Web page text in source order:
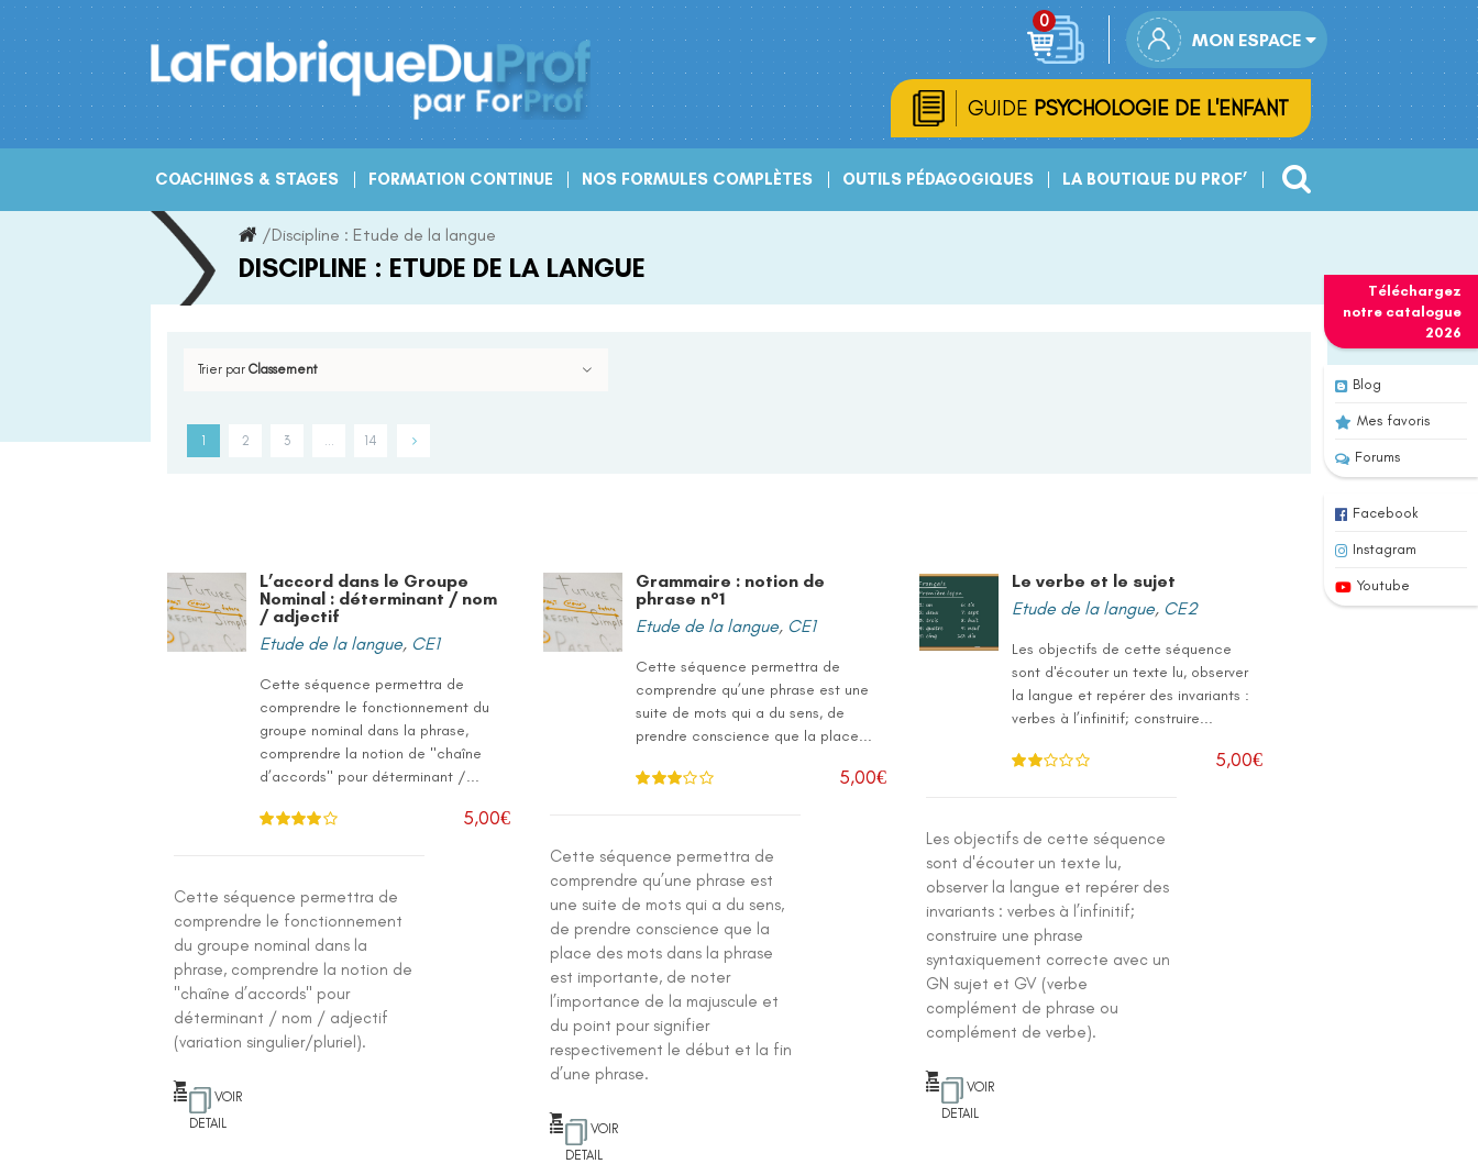
Téléchargez
notre catalogue
2026
Blog
Mes favoris
Forums
Facebook
Instagram
Youtube
Skip
to
MON ESPACE
GUIDE PSYCHOLOGIE DE L'ENFANT
COACHINGS & STAGES FORMATION CONTINUE NOS FORMULES COMPLÈTES OUTILS PÉDAGOGIQUES LA BOUTIQUE DU PROF’
/Discipline : Etude de la langue
DISCIPLINE : ETUDE DE LA LANGUE
Trier par Classement
1 2 3 … 14
L’accord dans le Groupe
Nominal : déterminant / nom
/ adjectif
Etude de la langue, CE1
Cette séquence permettra de
comprendre le fonctionnement du
groupe nominal dans la phrase,
comprendre la notion de "chaîne
d’accords" pour déterminant /...
5,00€
Cette séquence permettra de
comprendre le fonctionnement
du groupe nominal dans la
phrase, comprendre la notion de
"chaîne d’accords" pour
déterminant / nom / adjectif
(variation singulier/pluriel).
VOIR
DETAIL
Grammaire : notion de
phrase n°1
Etude de la langue, CE1
Cette séquence permettra de
comprendre qu’une phrase est une
suite de mots qui a du sens, de
prendre conscience que la place...
5,00€
Cette séquence permettra de
comprendre qu’une phrase est
une suite de mots qui a du sens,
de prendre conscience que la
place des mots dans la phrase
est importante, de noter
l’importance de la majuscule et
du point pour signifier
respectivement le début et la fin
d’une phrase.
VOIR
DETAIL
Le verbe et le sujet
Etude de la langue, CE2
Les objectifs de cette séquence
sont d'écouter un texte lu, observer
la langue et repérer des invariants :
verbes à l’infinitif; construire...
5,00€
Les objectifs de cette séquence
sont d'écouter un texte lu,
observer la langue et repérer des
invariants : verbes à l’infinitif;
construire une phrase
syntaxiquement correcte avec un
GN sujet et GV (verbe
complément de phrase ou
complément de verbe).
VOIR
DETAIL